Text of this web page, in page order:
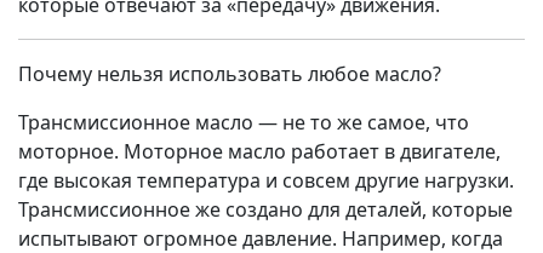
Почему нельзя использовать любое масло?
Трансмиссионное масло — не то же самое, что
моторное. Моторное масло работает в двигателе,
где высокая температура и совсем другие нагрузки.
Трансмиссионное же создано для деталей, которые
испытывают огромное давление. Например, когда